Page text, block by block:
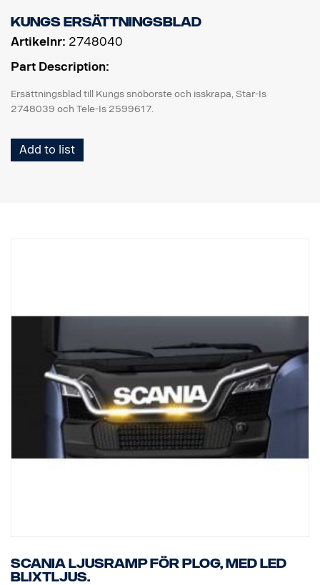
Kungs ersättningsblad
Artikelnr: 2748040
Part Description:
Ersättningsblad till Kungs snöborste och isskrapa, Star-Is
2748039 och Tele-Is 2599617.
Add to list
Scania ljusramp för plog, med LED
blixtljus.